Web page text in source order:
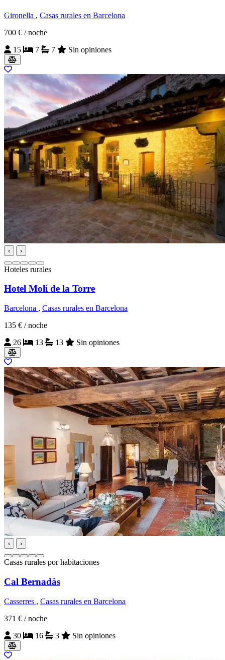
Gironella , Casas rurales en Barcelona
700 € / noche
15
7 7 Sin opiniones
‹ ›
Hoteles rurales
Hotel Molí de la Torre
Barcelona , Casas rurales en Barcelona
135 € / noche
26
13 13 Sin opiniones
‹ ›
Casas rurales por habitaciones
Cal Bernadàs
Casserres , Casas rurales en Barcelona
371 € / noche
30
16 3 Sin opiniones